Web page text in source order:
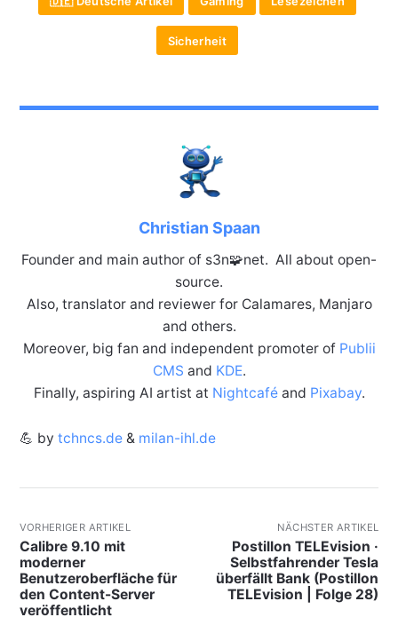
Sicherheit
Christian Spaan
Founder and main author of s3n🧩net. All about open-
source.
Also, translator and reviewer for Calamares, Manjaro
and others.
Moreover, big fan and independent promoter of Publii
CMS and KDE.
Finally, aspiring AI artist at Nightcaféand Pixabay.
💪 by tchncs.de& milan-ihl.de
VORHERIGER ARTIKEL
Calibre 9.10 mit
moderner
Benutzeroberfläche für
den Content-Server
veröffentlicht
NÄCHSTER ARTIKEL
Postillon TELEvision ·
Selbstfahrender Tesla
überfällt Bank (Postillon
TELEvision | Folge 28)